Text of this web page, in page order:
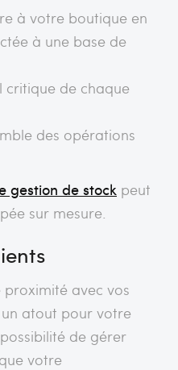
à votre boutique en
à une base de
critique de chaque
des opérations
gestion de stock peut
sur mesure.
avec vos
atout pour votre
de gérer
votre